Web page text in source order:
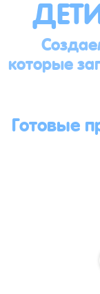
которые
Готовые